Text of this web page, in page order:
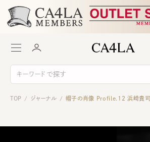
TOP / ジャーナル / 帽子の肖像 Profile.12 浜崎貴司